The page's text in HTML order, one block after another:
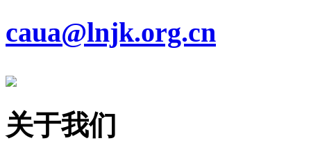
caua@lnjk.org.cn
关于我们